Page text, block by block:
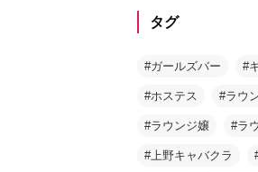
タグ
#ガールズバー #
#ホステス #ラウ
#ラウンジ嬢 #ラ
#上野キャバクラ